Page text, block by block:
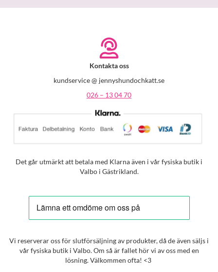
Kontakta oss
kundservice @ jennyshundochkatt.se
026 – 13 04 70
Det går utmärkt att betala med Klarna även i vår fysiska butik i
Valbo i Gästrikland.
Vi reserverar oss för slutförsäljning av produkter, då de även säljs i
vår fysiska butik i Valbo. Om så är fallet hör vi av oss med en
lösning. Välkommen ofta! <3